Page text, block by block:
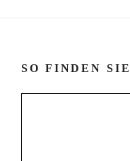
SO FINDEN